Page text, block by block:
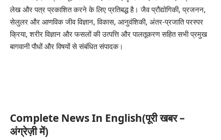
लेख और पत्र प्रकाशित करने के लिए प्रतिबद्ध है। जैव प्रौद्योगिकी, प्रजनन,
सेलुलर और आणविक जीव विज्ञान, विकास, आनुवंशिकी, अंतर-प्रजाति परस्पर
क्रिया, शरीर विज्ञान और फसलों की उत्पत्ति और पालतूकरण सहित सभी प्रमुख
बागवानी पौधों और विषयों से संबंधित संपादक।
Complete News In English(पूरी खबर –
अंग्रेज़ी में)